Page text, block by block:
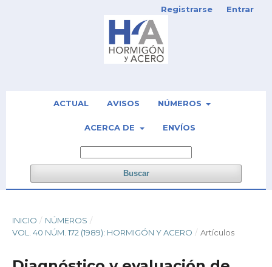
ACTUAL AVISOS NÚMEROS
ACERCA DE ENVÍOS
Buscar
Registrarse Entrar
INICIO / NÚMEROS /
VOL. 40 NÚM. 172 (1989): HORMIGÓN Y ACERO / Artículos